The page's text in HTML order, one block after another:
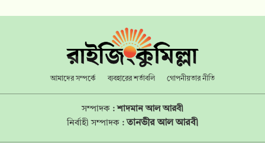
আমাদের সম্পর্কে ব্যবহারের শর্তাবলি গোপনীয়তার নীতি
সম্পাদক :শাদমান আল আরবী
নির্বাহী সম্পাদক : তানভীর আল আরবী